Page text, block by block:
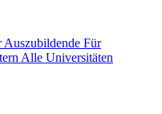
Auszubildende Für
Alle Universitäten